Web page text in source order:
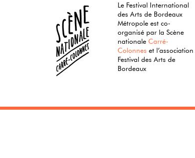
Le Festival International
des Arts de Bordeaux
Métropole est co-
organisé par la Scène
nationaleCarré-
Colonnes et l’association
Festival des Arts de
Bordeaux